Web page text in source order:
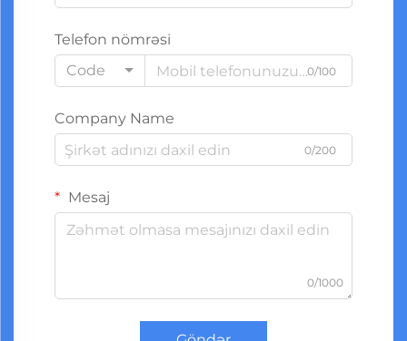
Telefon nömrəsi
Code
0/100
Company Name
0/200
Mesaj
0/1000